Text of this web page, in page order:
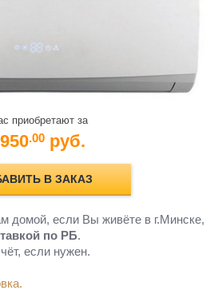
приобретают за
.00 руб.
В ЗАКАЗ
домой, если Вы живёте в г.Минске,
по РБ.
если нужен.